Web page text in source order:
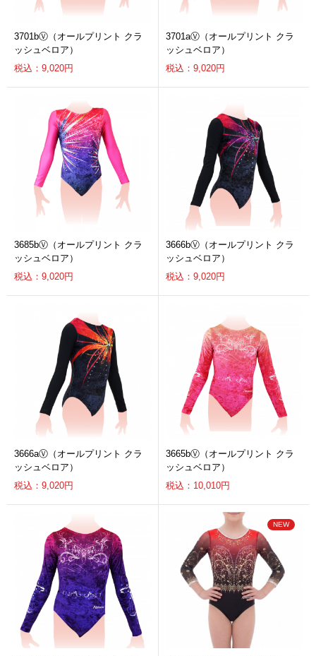
3701bⓋ（オールプリント クラ
ッシュベロア）
税込：9,020円
3701aⓋ（オールプリント クラ
ッシュベロア）
税込：9,020円
3685bⓋ（オールプリント クラ
ッシュベロア）
税込：9,020円
3666bⓋ（オールプリント クラ
ッシュベロア）
税込：9,020円
3666aⓋ（オールプリント クラ
ッシュベロア）
税込：9,020円
3665bⓋ（オールプリント クラ
ッシュベロア）
税込：10,010円